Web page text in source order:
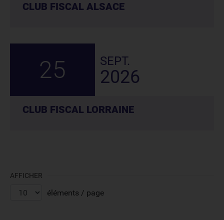
CLUB FISCAL ALSACE
25 SEPT.
2026
CLUB FISCAL LORRAINE
AFFICHER
éléments / page